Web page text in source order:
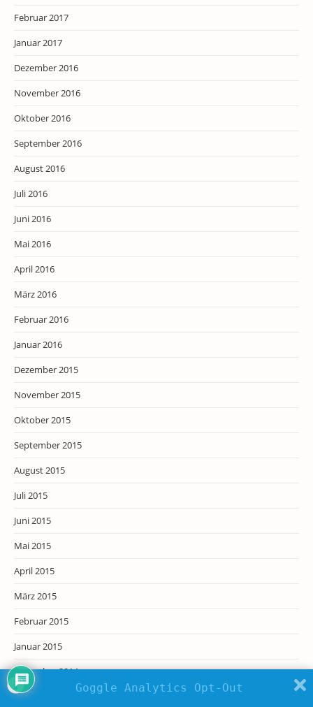
Februar 2017
Januar 2017
Dezember 2016
November 2016
Oktober 2016
September 2016
August 2016
Juli 2016
Juni 2016
Mai 2016
April 2016
März 2016
Februar 2016
Januar 2016
Dezember 2015
November 2015
Oktober 2015
September 2015
August 2015
Juli 2015
Juni 2015
Mai 2015
April 2015
März 2015
Februar 2015
Januar 2015
Dezember 2014
November 2014
Goggle Analytics Opt-Out